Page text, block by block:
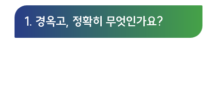
1. 경옥고, 정확히 무엇인가요?